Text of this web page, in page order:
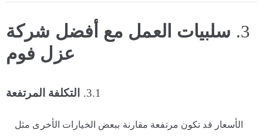
3. سلبيات العمل مع أفضل شركة
عزل فوم
3.1. التكلفة المرتفعة
الأسعار قد تكون مرتفعة مقارنة ببعض الخيارات الأخرى مثل